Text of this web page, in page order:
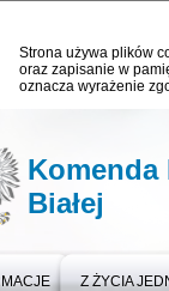
Strona używa plików
oraz zapisanie w
oznacza wyrażenie
Białej
Z ŻYCIA